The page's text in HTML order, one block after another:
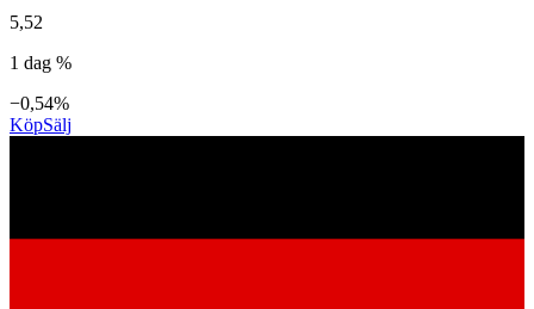
5,52
1 dag %
−0,54%
KöpSälj